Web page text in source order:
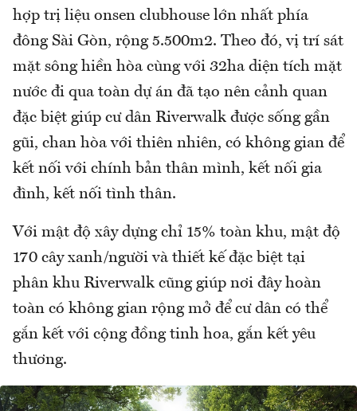
hợp trị liệu onsen clubhouse lớn nhất phía
đông Sài Gòn, rộng 5.500m2. Theo đó, vị trí sát
mặt sông hiền hòa cùng với 32ha diện tích mặt
nước đi qua toàn dự án đã tạo nên cảnh quan
đặc biệt giúp cư dân Riverwalk được sống gần
gũi, chan hòa với thiên nhiên, có không gian để
kết nối với chính bản thân mình, kết nối gia
đình, kết nối tình thân.
Với mật độ xây dựng chỉ 15% toàn khu, mật độ
170 cây xanh/người và thiết kế đặc biệt tại
phân khu Riverwalk cũng giúp nơi đây hoàn
toàn có không gian rộng mở để cư dân có thể
gắn kết với cộng đồng tinh hoa, gắn kết yêu
thương.